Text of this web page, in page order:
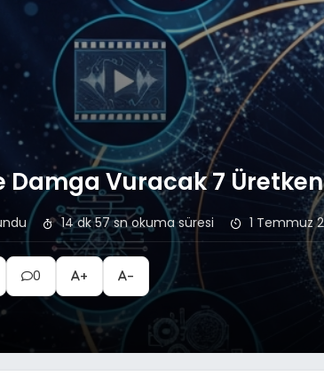
Damga Vuracak 7
14 dk 57 sn okuma süresi 1 Temmuz
0 + -